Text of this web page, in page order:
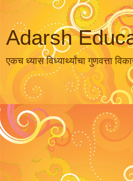
Adarsh
एकच ध्यास विध्यार्थ्यांचा गुणवत्ता